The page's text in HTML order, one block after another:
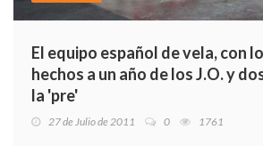
El equipo español de vela, con
hechos a un año de los J.O. y
la 'pre'
27 de Julio de 2011 0 1761